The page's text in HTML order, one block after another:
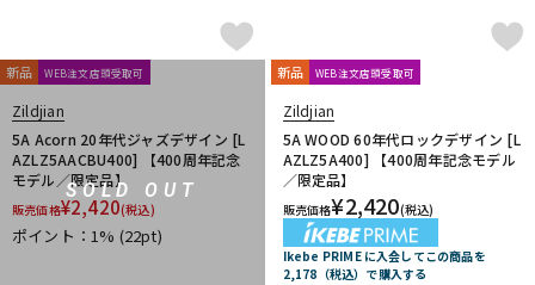
SOLD OUT
新品 WEB注文店頭受取可
Zildjian
5A Acorn 20年代ジャズデザイン [L
AZLZ5AACBU400] 【400周年記念
モデル／限定品】
販売価格¥2,420(税込)
ポイント：1% (22pt)
新品 WEB注文店頭受取可
Zildjian
5A WOOD 60年代ロックデザイン [L
AZLZ5A400] 【400周年記念モデル
／限定品】
販売価格¥2,420(税込)
Ikebe PRIME に入会してこの商品を
2,178（税込）で購入する